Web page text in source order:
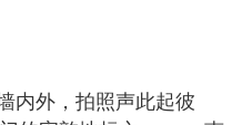
内外，拍照声此起彼